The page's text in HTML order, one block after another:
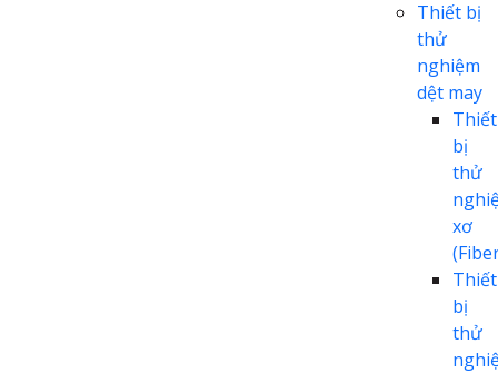
Thiết bị
thử
nghiệm
dệt may
Thiết
bị
thử
xơ
Thiết
bị
thử